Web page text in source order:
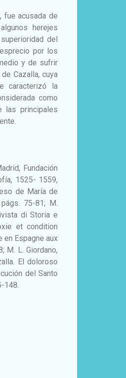
fue acusada de
herejes
del
por los
y de sufrir
Cazalla, cuya
caracterizó la
como
las principales
Fundación
1525- 1559,
de María de
75-81; M.
di Storia e
et condition
en Espagne aux
M. L. Giordano,
El doloroso
del Santo
148.